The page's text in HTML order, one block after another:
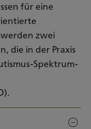
für eine
zwei
die in der Praxis
Spektrum-